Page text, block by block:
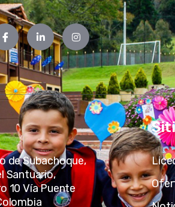
de Subachoque,
Santuario,
10 Vía Puente